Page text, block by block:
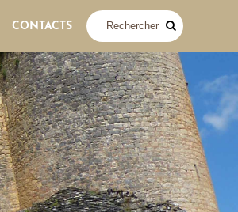
CONTACTS